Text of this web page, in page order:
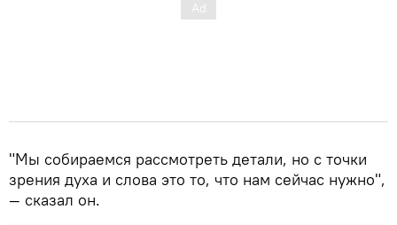
"Мы собираемся рассмотреть детали, но с точки
зрения духа и слова это то, что нам сейчас нужно",
— сказал он.